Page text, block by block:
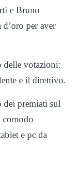
e Bruno
per aver
delle votazioni:
e il direttivo.
premiati sul
comodo
e pc da